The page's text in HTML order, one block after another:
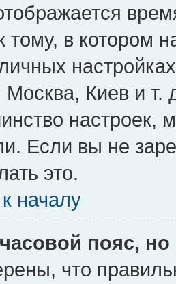
тому, в котором
Москва, Киев и т.
настроек,
Если вы не
это.
началу
пояс,
что